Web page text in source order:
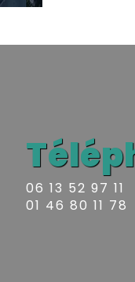
06 13 52 97 11
01 46 80 11 78